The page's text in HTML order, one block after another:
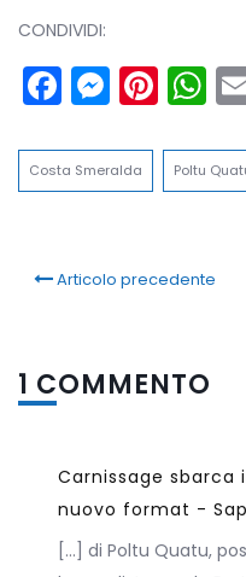
CONDIVIDI:
Facebook
Costa Smeralda Poltu
Articolo precedente
1 COMMENTO
Carnissage sbarca
nuovo format -
[…] di Poltu Quatu,